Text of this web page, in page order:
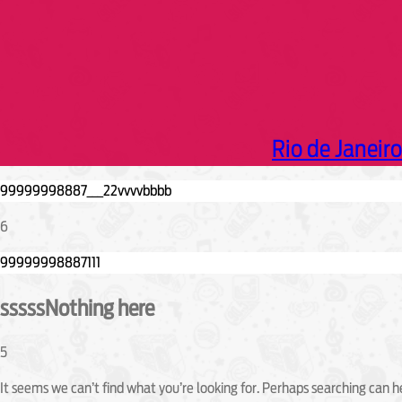
Rio de Janeiro
6
sssssNothing here
5
It seems we can’t find what you’re looking for. Perhaps searching can